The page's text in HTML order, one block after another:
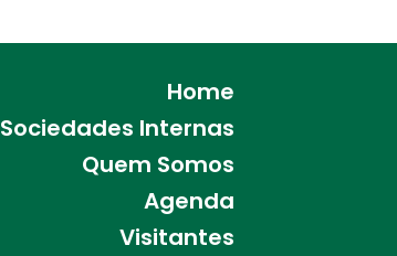
Home
Sociedades Internas
Quem Somos
Agenda
Visitantes